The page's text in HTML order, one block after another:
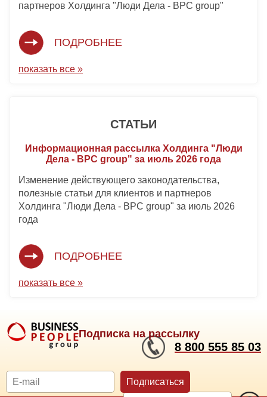
партнеров Холдинга "Люди Дела - BPC group"
ПОДРОБНЕЕ
показать все »
СТАТЬИ
Информационная рассылка Холдинга "Люди
Дела - BPC group" за июль 2026 года
Изменение действующего законодательства,
полезные статьи для клиентов и партнеров
Холдинга "Люди Дела - BPC group" за июль 2026
года
ПОДРОБНЕЕ
показать все »
Подписка на рассылку
8 800 555 85 03
Подписаться